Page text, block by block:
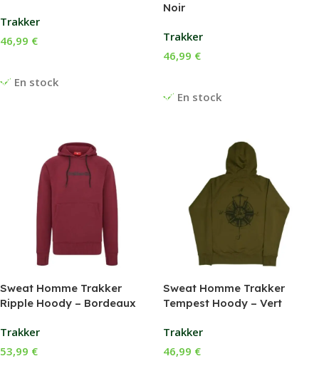
Trakker
En stock
46,99 €
Noir
Trakker
En stock
46,99 €
Sweat Homme Trakker
Ripple Hoody – Bordeaux
Trakker
53,99 €
Sweat Homme Trakker
Tempest Hoody – Vert
Trakker
46,99 €